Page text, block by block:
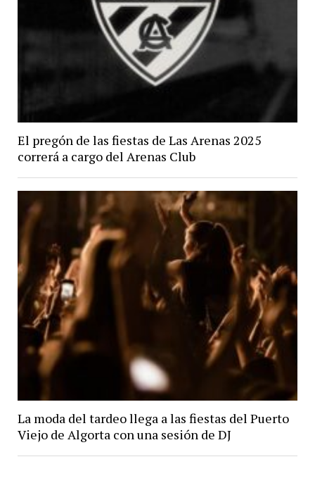
El pregón de las fiestas de Las Arenas 2025
correrá a cargo del Arenas Club
La moda del tardeo llega a las fiestas del Puerto
Viejo de Algorta con una sesión de DJ